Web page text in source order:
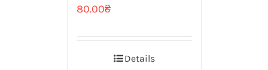
80.00₴
Details